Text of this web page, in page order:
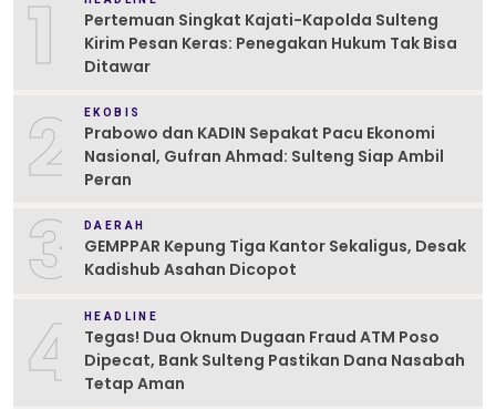
1
Pertemuan Singkat Kajati-Kapolda Sulteng
Kirim Pesan Keras: Penegakan Hukum Tak Bisa
Ditawar
2 EKOBIS
Prabowo dan KADIN Sepakat Pacu Ekonomi
Nasional, Gufran Ahmad: Sulteng Siap Ambil
Peran
3 DAERAH
GEMPPAR Kepung Tiga Kantor Sekaligus, Desak
Kadishub Asahan Dicopot
4 HEADLINE
Tegas! Dua Oknum Dugaan Fraud ATM Poso
Dipecat, Bank Sulteng Pastikan Dana Nasabah
Tetap Aman